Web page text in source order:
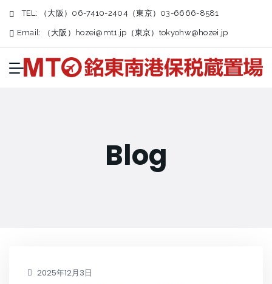
TEL: （大阪）06-7410-2404（東京）03-6666-8581
Email: （大阪） hozei@mt1.jp （東京） tokyohw@hozei.jp
Blog
2025年12月3日